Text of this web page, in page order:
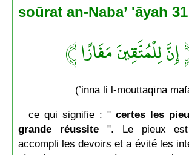
soūrat an-Naba’ 'āyah
لِلْمُتَّقِينَ مَفَازًا ﴾
(’inna li l-mouttaqīna
ce qui signifie : " certes les
grande réussite". Le pieux
accompli les devoirs et a évité les